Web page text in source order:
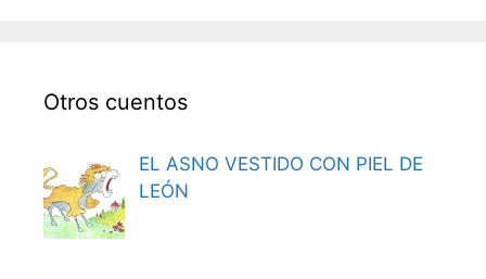
Otros cuentos
EL ASNO VESTIDO CON PIEL DE
LEÓN